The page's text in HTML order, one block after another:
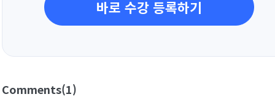
바로 수강 등록하기
Comments(1)